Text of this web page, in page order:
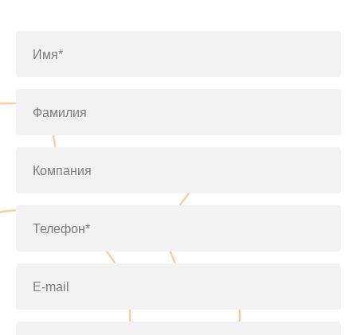
Имя*
Фамилия
Компания
Телефон*
E-mail